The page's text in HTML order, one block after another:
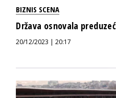
BIZNIS SCENA
Država osnovala
20/12/2023 | 20:17